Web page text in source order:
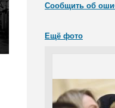
Сообщить об
Ещё фото